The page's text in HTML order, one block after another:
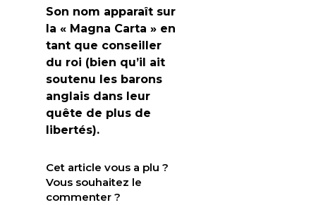
Son nom apparaît sur
la « Magna Carta » en
tant que conseiller
du roi (bien qu’il ait
soutenu les barons
anglais dans leur
quête de plus de
libertés).
Cet article vous a plu ?
Vous souhaitez le
commenter ?